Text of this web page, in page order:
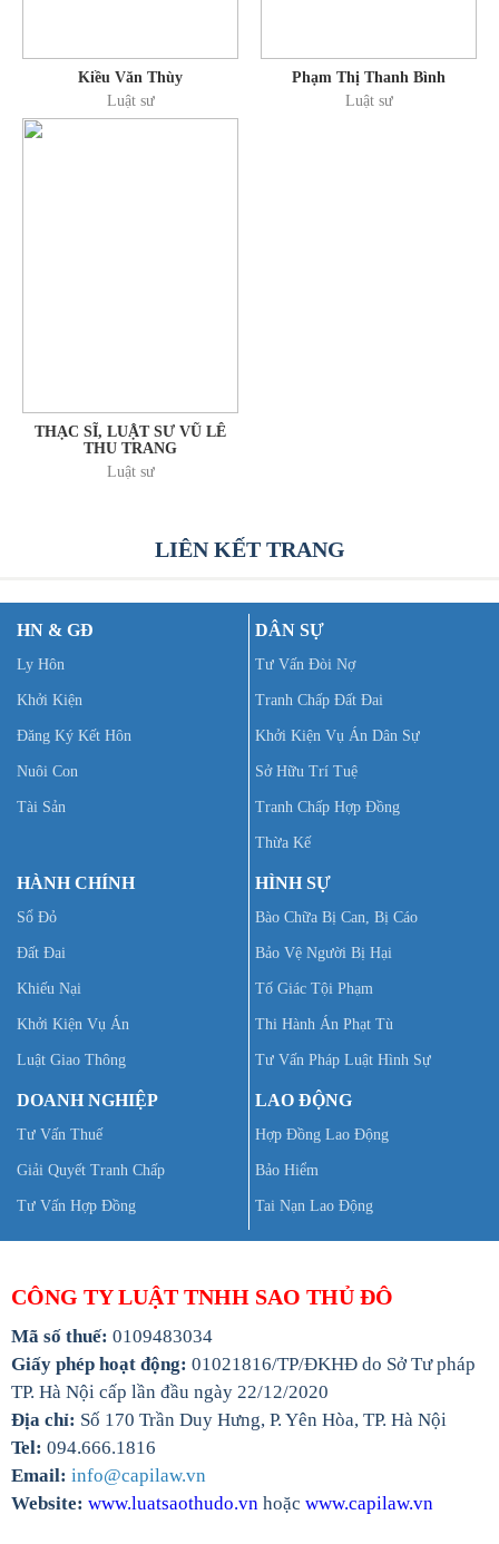
Kiều Văn Thùy
Luật sư
Phạm Thị Thanh Bình
Luật sư
THẠC SĨ, LUẬT SƯ VŨ LÊ
THU TRANG
Luật sư
LIÊN KẾT TRANG
HN & GĐ
Ly Hôn
Khởi Kiện
Đăng Ký Kết Hôn
Nuôi Con
Tài Sản
DÂN SỰ
Tư Vấn Đòi Nợ
Tranh Chấp Đất Đai
Khởi Kiện Vụ Án Dân Sự
Sở Hữu Trí Tuệ
Tranh Chấp Hợp Đồng
Thừa Kế
HÀNH CHÍNH
Sổ Đỏ
Đất Đai
Khiếu Nại
Khởi Kiện Vụ Án
Luật Giao Thông
HÌNH SỰ
Bào Chữa Bị Can, Bị Cáo
Bảo Vệ Người Bị Hại
Tố Giác Tội Phạm
Thi Hành Án Phạt Tù
Tư Vấn Pháp Luật Hình Sự
DOANH NGHIỆP
Tư Vấn Thuế
Giải Quyết Tranh Chấp
Tư Vấn Hợp Đồng
LAO ĐỘNG
Hợp Đồng Lao Động
Bảo Hiểm
Tai Nạn Lao Động
CÔNG TY LUẬT TNHH SAO THỦ ĐÔ
Mã số thuế: 0109483034
Giấy phép hoạt động: 01021816/TP/ĐKHĐ do Sở Tư pháp
TP. Hà Nội cấp lần đầu ngày 22/12/2020
Địa chỉ: Số 170 Trần Duy Hưng, P. Yên Hòa, TP. Hà Nội
Tel: 094.666.1816
Email: info@capilaw.vn
Website: www.luatsaothudo.vn hoặc www.capilaw.vn